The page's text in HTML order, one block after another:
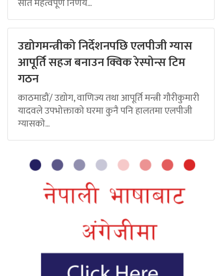
उद्योगमन्त्रीको निर्देशनपछि एलपीजी ग्यास
आपूर्ति सहज बनाउन क्विक रेस्पोन्स टिम
गठन
काठमाडौं/ उद्योग, वाणिज्य तथा आपूर्ति मन्त्री गौरीकुमारी
यादवले उपभोक्ताको घरमा कुनै पनि हालतमा एलपीजी
ग्यासको...